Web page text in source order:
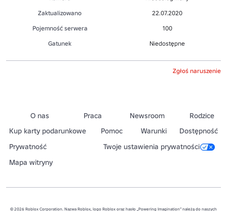
Zaktualizowano
22.07.2020
Pojemność serwera
100
Gatunek
Niedostępne
Zgłoś naruszenie
O nas Praca Newsroom
Rodzice
Kup karty podarunkowe
Pomoc Warunki
Dostępność
Prywatność
Twoje ustawienia prywatności
Mapa witryny
© 2026 Roblox Corporation. Nazwa Roblox, logo Roblox oraz hasło „Powering Imagination” należą do naszych